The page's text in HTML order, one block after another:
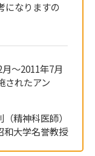
になりますの
～2011年7月
されたアン
（精神科医師）
和大学名誉教授